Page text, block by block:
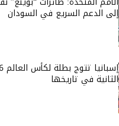
إلى الدعم السريع في السودان
الثانية في تاريخها